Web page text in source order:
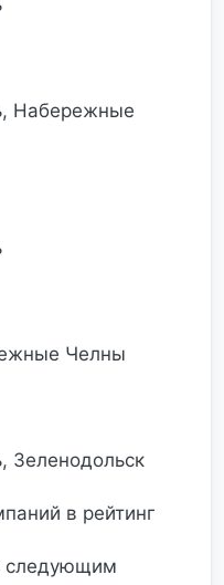
Набережные
Челны
Зеленодольск
в рейтинг
следующим